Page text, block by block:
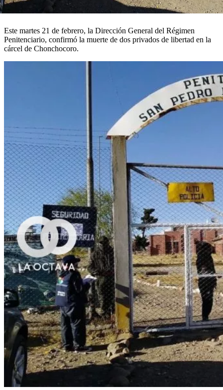
Este martes 21 de febrero, la Dirección General del Régimen
Penitenciario, confirmó la muerte de dos privados de libertad en la
cárcel de Chonchocoro.